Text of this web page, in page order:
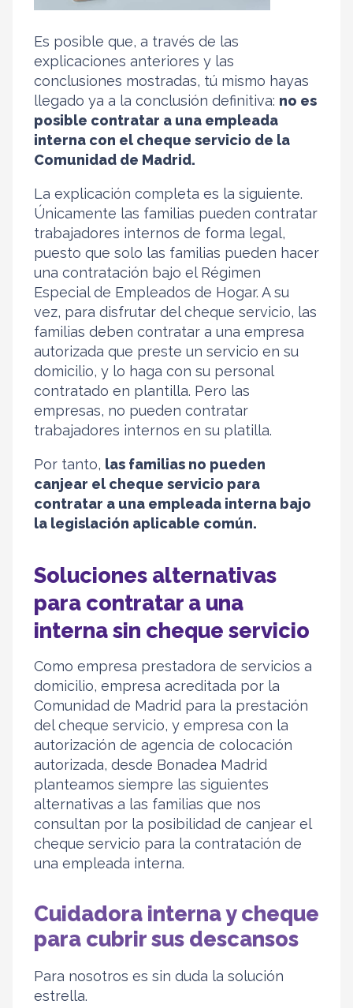
Es posible que, a través de las
explicaciones anteriores y las
conclusiones mostradas, tú mismo hayas
llegado ya a la conclusión definitiva: no es
posible contratar a una empleada
interna con el cheque servicio de la
Comunidad de Madrid.
La explicación completa es la siguiente.
Únicamente las familias pueden contratar
trabajadores internos de forma legal,
puesto que solo las familias pueden hacer
una contratación bajo el Régimen
Especial de Empleados de Hogar. A su
vez, para disfrutar del cheque servicio, las
familias deben contratar a una empresa
autorizada que preste un servicio en su
domicilio, y lo haga con su personal
contratado en plantilla. Pero las
empresas, no pueden contratar
trabajadores internos en su platilla.
Por tanto, las familias no pueden
canjear el cheque servicio para
contratar a una empleada interna bajo
la legislación aplicable común.
Soluciones alternativas
para contratar a una
interna sin cheque servicio
Como empresa prestadora de servicios a
domicilio, empresa acreditada por la
Comunidad de Madrid para la prestación
del cheque servicio, y empresa con la
autorización de agencia de colocación
autorizada, desde Bonadea Madrid
planteamos siempre las siguientes
alternativas a las familias que nos
consultan por la posibilidad de canjear el
cheque servicio para la contratación de
una empleada interna.
Cuidadora interna y cheque
para cubrir sus descansos
Para nosotros es sin duda la solución
estrella.